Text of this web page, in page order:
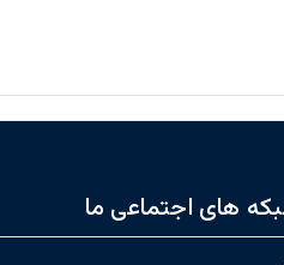
های اجتماعی ما